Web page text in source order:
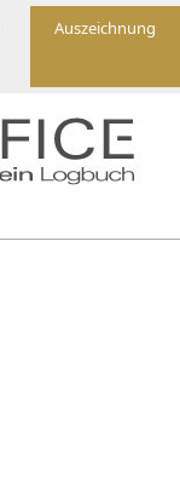
Auszeichnung